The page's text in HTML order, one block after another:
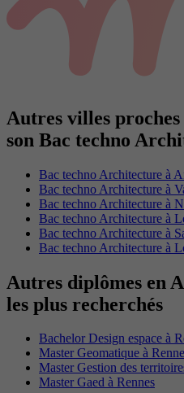
Autres villes
son Bac techno
Bac techno Architecture à
Bac techno Architecture à
Bac techno Architecture à
Bac techno Architecture à
Bac techno Architecture à
Bac techno Architecture à
Autres diplômes en
les plus recherchés
Bachelor Design espace à
Master Geomatique à
Master Gestion des
Master Gaed à Rennes